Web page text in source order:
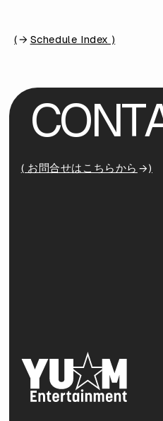
( Schedule Index )
CONT
( お問合せはこちらから )